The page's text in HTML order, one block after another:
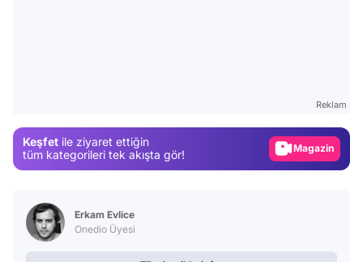
Reklam
Keşfet ile ziyaret ettiğin
tüm kategorileri tek akışta gör!
Video
Erkam Evlice
Onedio Üyesi